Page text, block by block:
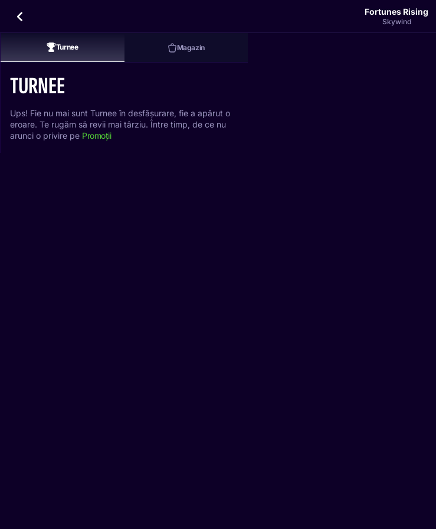
Fortunes Rising
Skywind
Turnee Magazin
TURNEE
Ups! Fie nu mai sunt Turnee în desfășurare, fie a apărut o
eroare. Te rugăm să revii mai târziu. Între timp, de ce nu
arunci o privire pe Promoții